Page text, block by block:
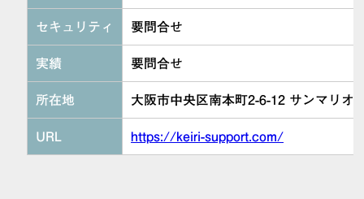
セキュリティ 要問合せ
実績 要問合せ
所在地 大阪市中央区南本町2-6-12 サンマリオ
URL https://keiri-support.com/